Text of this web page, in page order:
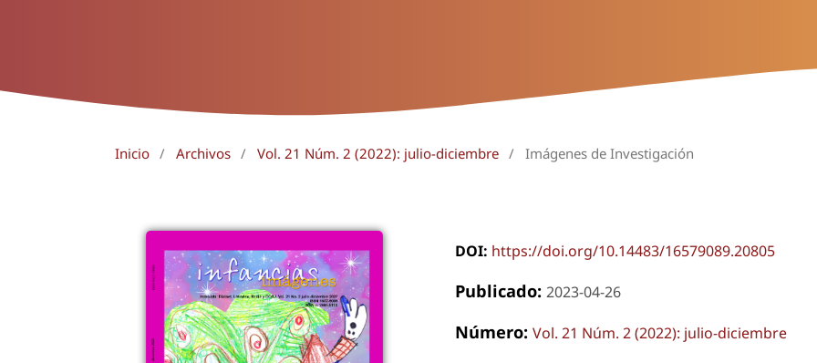
Inicio / Archivos / Vol. 21 Núm. 2 (2022): julio-diciembre / Imágenes de Investigación
DOI: https://doi.org/10.14483/16579089.20805
Publicado: 2023-04-26
Número: Vol. 21 Núm. 2 (2022): julio-diciembre